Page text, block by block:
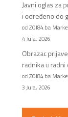
Javni oglas za
i određeno do
od ZOI84.ba
4 Jula, 2026
Obrazac
radnika u radni
od ZOI84.ba
3 Jula, 2026